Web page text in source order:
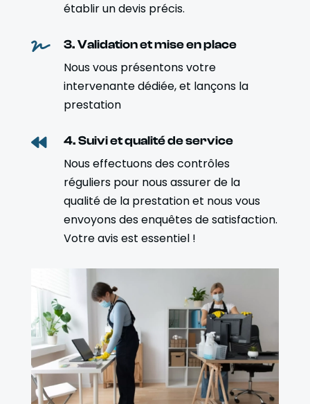
établir un devis précis.
 3. Validation et mise en place
Nous vous présentons votre
intervenante dédiée, et lançons la
prestation
 4. Suivi et qualité de service
Nous effectuons des contrôles
réguliers pour nous assurer de la
qualité de la prestation et nous vous
envoyons des enquêtes de satisfaction.
Votre avis est essentiel !